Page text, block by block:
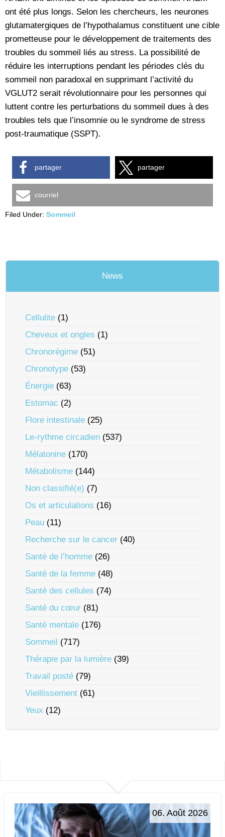
ont été plus longs. Selon les chercheurs, les neurones
glutamatergiques de l’hypothalamus constituent une cible
prometteuse pour le développement de traitements des
troubles du sommeil liés au stress. La possibilité de
réduire les interruptions pendant les périodes clés du
sommeil non paradoxal en supprimant l’activité du
VGLUT2 serait révolutionnaire pour les personnes qui
luttent contre les perturbations du sommeil dues à des
troubles tels que l’insomnie ou le syndrome de stress
post-traumatique (SSPT).
partager partager
courriel
Filed Under: Sommeil
News
Cellulite (1)
Cheveux et ongles (1)
Chronorégime (51)
Chronotype (53)
Énergie (63)
Estomac (2)
Flore intestinale (25)
Le-rythme circadien (537)
Mélatonine (170)
Métabolisme (144)
Non classifié(e) (7)
Os et articulations (16)
Peau (11)
Recherche sur le cancer (40)
Santé de l’homme (26)
Santé de la femme (48)
Santé des cellules (74)
Santé du cœur (81)
Santé mentale (176)
Sommeil (717)
Thérapie par la lumière (39)
Travail posté (79)
Vieillissement (61)
Yeux (12)
06. Août 2026